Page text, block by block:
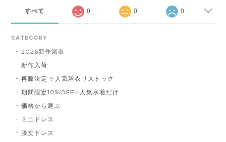
すべて 0 0 0
CATEGORY
2026新作浴衣
新作入荷
再販決定 ✨人気浴衣リストック
期間限定10%OFF✨人気水着だけ
価格から選ぶ
ミニドレス
膝丈ドレス